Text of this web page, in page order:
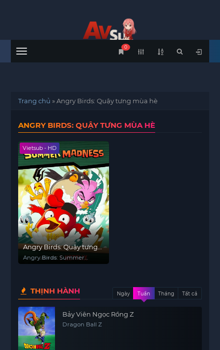
Menu
0
Trang chủ »Angry Birds: Quậy tưng mùa hè
ANGRY BIRDS: QUẬY TƯNG MÙA HÈ
Vietsub - HD
Angry Birds: Quậy tưng
mùa hè
Angry Birds: Summer
THỊNH HÀNH Ngày Tuần Tháng Tất cả
Bảy Viên Ngọc Rồng Z
Dragon Ball Z